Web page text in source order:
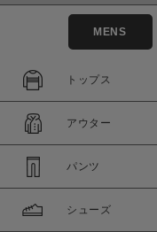
通常商品
セール価格
在庫
在庫あり
MENS
トップス
アウター
パンツ
シューズ